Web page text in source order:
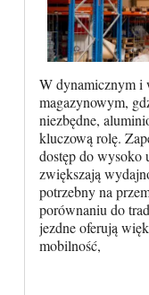
W dynamicznym i
magazynowym,
niezbędne,
kluczową rolę.
dostęp do wysoko
zwiększają
potrzebny na
porównaniu do
jezdne oferują
mobilność,